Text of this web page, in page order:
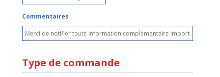
Commentaires
Type de commande